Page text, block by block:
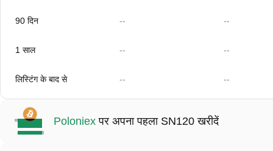
90 दिन -- --
1 साल -- --
लिस्टिंग के बाद से -- --
Poloniex पर अपना पहला SN120 खरीदें